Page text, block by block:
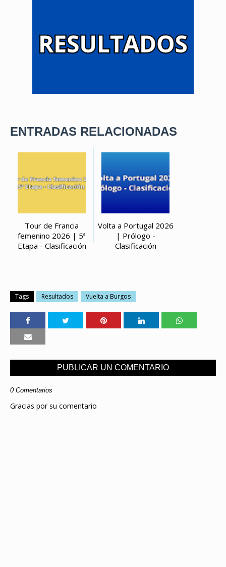
ENTRADAS RELACIONADAS
Tour de Francia
femenino 2026 | 5ª
Etapa - Clasificación
Volta a Portugal 2026
| Prólogo -
Clasificación
Tags Resultados Vuelta a Burgos
PUBLICAR UN COMENTARIO
0 Comentarios
Gracias por su comentario